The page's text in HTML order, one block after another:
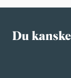
Du